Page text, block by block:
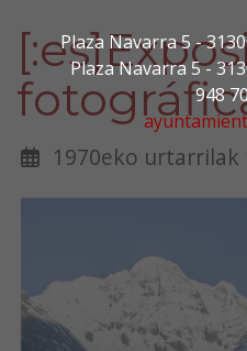
Plaza Navarra 5 -
Plaza Navarra 5 -
948
1970eko urtarrilak